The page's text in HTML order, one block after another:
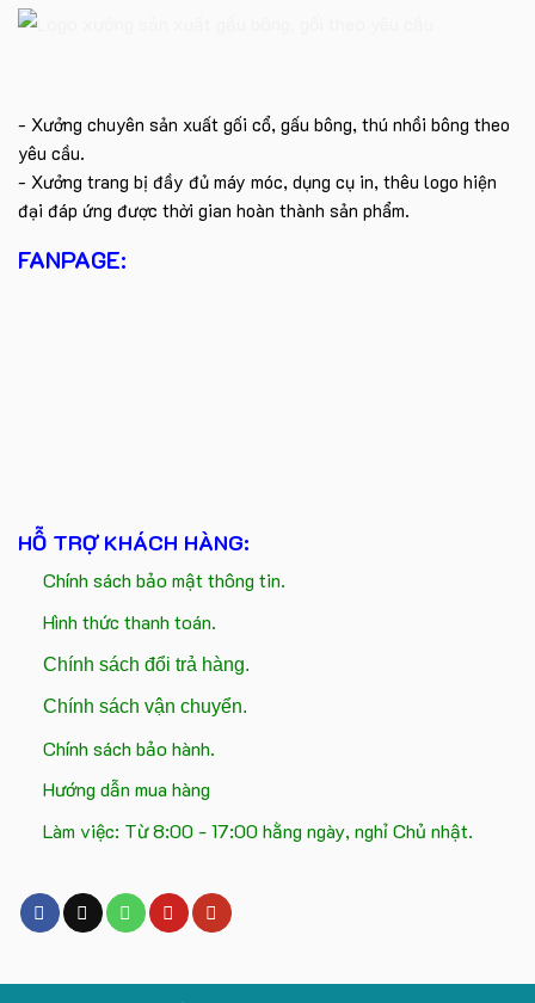
- Xưởng chuyên sản xuất gối cổ, gấu bông, thú nhồi bông theo
yêu cầu.
- Xưởng trang bị đầy đủ máy móc, dụng cụ in, thêu logo hiện
đại đáp ứng được thời gian hoàn thành sản phẩm.
FANPAGE:
HỖ TRỢ KHÁCH HÀNG:
Chính sách bảo mật thông tin.
Hình thức thanh toán.
Chính sách đổi trả hàng.
Chính sách vận chuyển.
Chính sách bảo hành.
Hướng dẫn mua hàng
Làm việc: Từ 8:00 - 17:00 hằng ngày, nghỉ Chủ nhật.